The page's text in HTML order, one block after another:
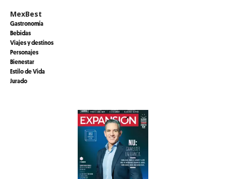
MexBest
Gastronomía
Bebidas
Viajes y destinos
Personajes
Bienestar
Estilo de Vida
Jurado